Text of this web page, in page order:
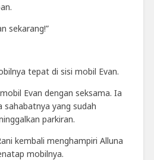
sekarang!”
tepat di sisi mobil Evan.
Evan dengan seksama. Ia
yang sudah
parkiran.
kembali menghampiri Alluna
mobilnya.